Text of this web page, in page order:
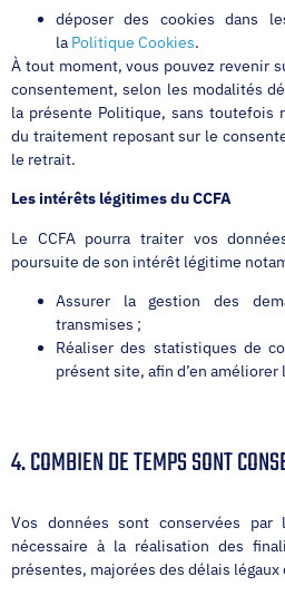
déposer des cookies dans
la Politique Cookies.
À tout moment, vous pouvez revenir
consentement, selon les modalités
la présente Politique, sans toutefois
du traitement reposant sur le
le retrait.
Les intérêts légitimes du CCFA
Le CCFA pourra traiter vos
poursuite de son intérêt légitime
Assurer la gestion des
transmises ;
Réaliser des statistiques de
présent site, afin d’en
4. COMBIEN DE TEMPS SONT
Vos données sont conservées par
nécessaire à la réalisation des
présentes, majorées des délais